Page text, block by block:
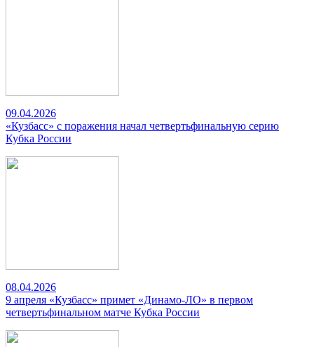
09.04.2026
«Кузбасс» с поражения начал четвертьфинальную серию
Кубка России
08.04.2026
9 апреля «Кузбасс» примет «Динамо-ЛО» в первом
четвертьфинальном матче Кубка России